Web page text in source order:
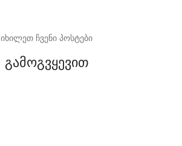
იხილეთ ჩვენი პოსტები
გამოგვყევით